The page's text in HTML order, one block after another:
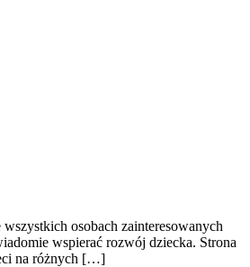
osobach zainteresowanych
wspierać rozwój dziecka. Strona
na różnych […]